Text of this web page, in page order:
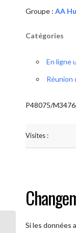
Groupe : AA
Catégories
En ligne
Réunion
P48075/
Visites :
Si les données